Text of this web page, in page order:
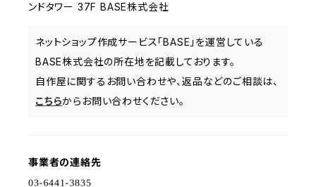
ンドタワー 37F BASE株式会社
ネットショップ作成サービス「BASE」を運営している
BASE株式会社の所在地を記載しております。
自作屋に関するお問い合わせや、返品などのご相談は、
こちらからお問い合わせください。
事業者の連絡先